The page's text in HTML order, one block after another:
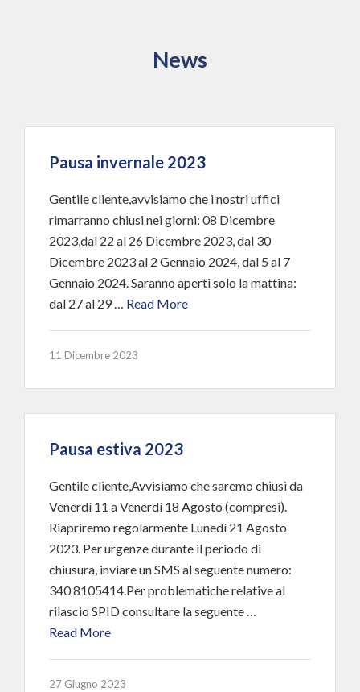
News
Pausa invernale 2023
Gentile cliente,avvisiamo che i nostri uffici
rimarranno chiusi nei giorni: 08 Dicembre
2023,dal 22 al 26 Dicembre 2023, dal 30
Dicembre 2023 al 2 Gennaio 2024, dal 5 al 7
Gennaio 2024. Saranno aperti solo la mattina:
dal 27 al 29 … Read More
11 Dicembre 2023
Pausa estiva 2023
Gentile cliente,Avvisiamo che saremo chiusi da
Venerdì 11 a Venerdì 18 Agosto (compresi).
Riapriremo regolarmente Lunedì 21 Agosto
2023. Per urgenze durante il periodo di
chiusura, inviare un SMS al seguente numero:
340 8105414.Per problematiche relative al
rilascio SPID consultare la seguente …
Read More
27 Giugno 2023